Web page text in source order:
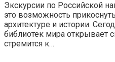
Экскурсии по Российской
это возможность
архитектуре и истории.
библиотек мира открывает
стремится к…